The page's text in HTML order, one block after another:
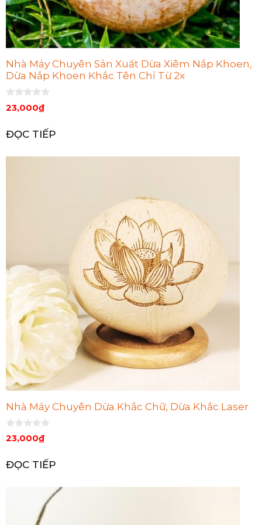
Nhà Máy Chuyên Sản Xuất Dừa Xiêm Nắp Khoen,
Dừa Nắp Khoen Khắc Tên Chỉ Từ 2x
0
n
o
à
23,000₫
ĐỌC TIẾP
Nhà Máy Chuyên Dừa Khắc Chữ, Dừa Khắc Laser
0
n
o
à
23,000₫
ĐỌC TIẾP